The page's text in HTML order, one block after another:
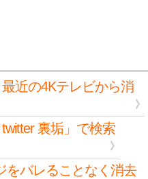
近の4Kテレビから消
twitter 裏垢」で検索
をバレることなく消去